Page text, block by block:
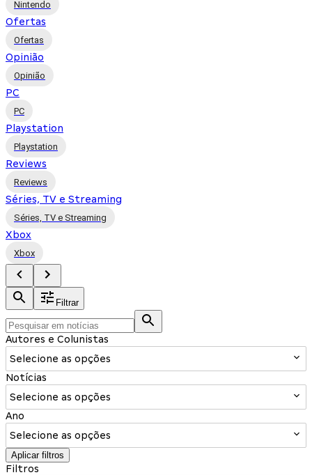
Nintendo
Ofertas
Ofertas
Opinião
Opinião
PC
PC
Playstation
Playstation
Reviews
Reviews
Séries, TV e Streaming
Séries, TV e Streaming
Xbox
Xbox
Filtrar
Autores e Colunistas
Selecione as opções
Notícias
Selecione as opções
Ano
Selecione as opções
Aplicar filtros
Filtros